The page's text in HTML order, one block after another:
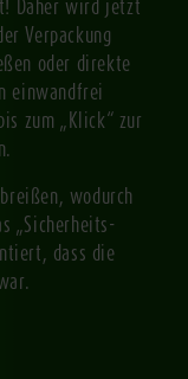
Daher wird jetzt
Verpackung
oder direkte
einwandfrei
zum „Klick“ zur
wodurch
„Sicherheits-
dass die